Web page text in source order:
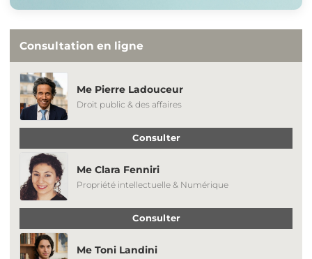
Consultation en ligne
Me Pierre Ladouceur
Droit public & des affaires
Consulter
Me Clara Fenniri
Propriété intellectuelle & Numérique
Consulter
Me Toni Landini